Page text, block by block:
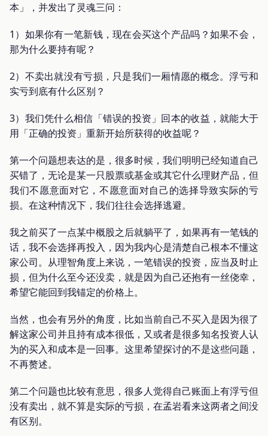
本」，并发出了灵魂三问：
1）如果你有一笔新钱，现在会买这个产品吗？如果不会，
那为什么要持有呢？
2）不卖出就没有亏损，只是我们一厢情愿的概念。浮亏和
实亏到底有什么区别？
3）我们凭什么相信「错误的投资」回本的收益，就能大于
用「正确的投资」重新开始所获得的收益呢？
第一个问题想表达的是，很多时候，我们明明已经知道自己
买错了，无论是某一只股票或基金或其它什么理财产品，但
我们不愿意面对它，不愿意面对自己的选择导致实际的亏
损。在这种情况下，我们往往会选择逃避。
我之前买了一点某中概股之后就躺平了，如果再有一笔钱的
话，我不会选择再投入，因为我内心是清楚自己根本不懂这
家公司。从理智角度上来说，一笔错误的投资，应当及时止
损，但为什么至今还没卖，就是因为自己还抱有一丝侥幸，
希望它能回到我锚定的价格上。
当然，也会有另外的角度，比如当前自己不买入是因为很了
解这家公司并且持有成本很低，又或者是很多知名投资人认
为的买入和成本是一回事。这里希望探讨的不是这些问题，
不再赘述。
第二个问题也比较有意思，很多人觉得自己账面上有浮亏但
没有卖出，就不算是实际的亏损，在孟岩看来这两者之间没
有区别。